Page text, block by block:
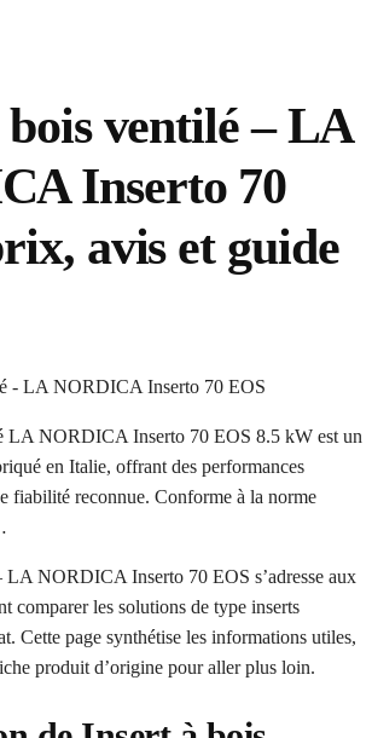
ventilé – LA
Inserto 70
avis et guide
LA NORDICA Inserto 70 EOS 8.5 kW est un
en Italie, offrant des performances
fiabilité reconnue. Conforme à la norme
LA NORDICA Inserto 70 EOS s’adresse aux
comparer les solutions de type inserts
Cette page synthétise les informations utiles,
produit d’origine pour aller plus loin.